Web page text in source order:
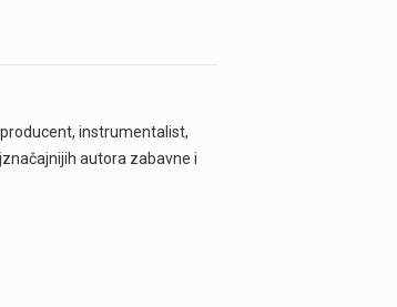
instrumentalist,
autora zabavne i